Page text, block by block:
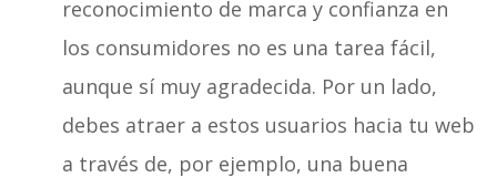
reconocimiento de marca y confianza en
los consumidores no es una tarea fácil,
aunque sí muy agradecida. Por un lado,
debes atraer a estos usuarios hacia tu web
a través de, por ejemplo, una buena